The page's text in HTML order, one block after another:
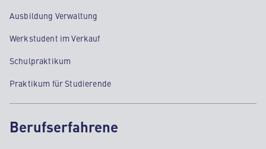
Ausbildung Verwaltung
Werkstudent im Verkauf
Schulpraktikum
Praktikum für Studierende
Berufserfahrene